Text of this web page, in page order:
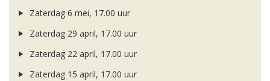
Zaterdag 6 mei, 17.00 uur
Zaterdag 29 april, 17.00 uur
Zaterdag 22 april, 17.00 uur
Zaterdag 15 april, 17.00 uur